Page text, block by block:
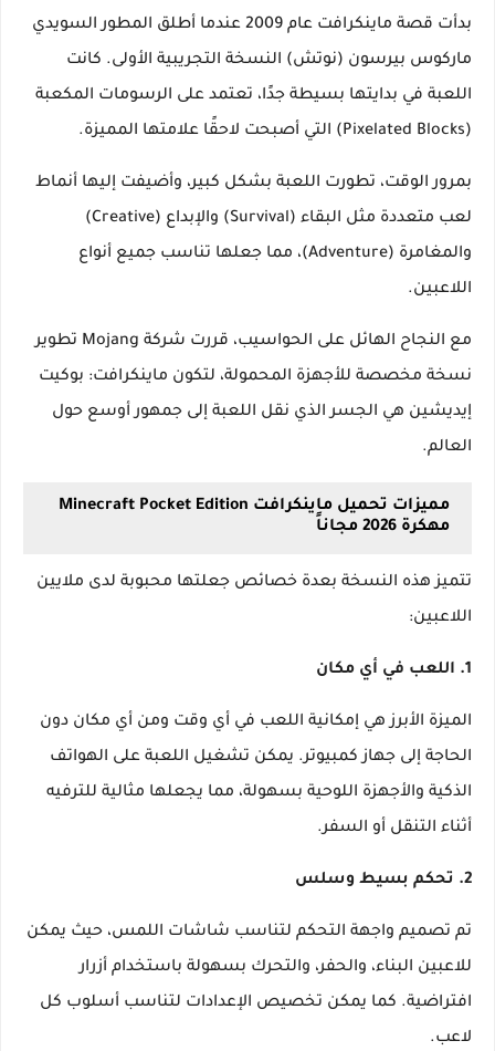
بدأت قصة ماينكرافت عام 2009 عندما أطلق المطور السويدي
ماركوس بيرسون (نوتش) النسخة التجريبية الأولى. كانت
اللعبة في بدايتها بسيطة جدًا، تعتمد على الرسومات المكعبة
(Pixelated Blocks) التي أصبحت لاحقًا علامتها المميزة.
بمرور الوقت، تطورت اللعبة بشكل كبير، وأضيفت إليها أنماط
لعب متعددة مثل البقاء (Survival) والإبداع (Creative)
والمغامرة (Adventure)، مما جعلها تناسب جميع أنواع
اللاعبين.
مع النجاح الهائل على الحواسيب، قررت شركة Mojang تطوير
نسخة مخصصة للأجهزة المحمولة، لتكون ماينكرافت: بوكيت
إيديشين هي الجسر الذي نقل اللعبة إلى جمهور أوسع حول
العالم.
مميزات تحميل ماينكرافت Minecraft Pocket Edition
مهكرة 2026 مجاناً
تتميز هذه النسخة بعدة خصائص جعلتها محبوبة لدى ملايين
اللاعبين:
1. اللعب في أي مكان
الميزة الأبرز هي إمكانية اللعب في أي وقت ومن أي مكان دون
الحاجة إلى جهاز كمبيوتر. يمكن تشغيل اللعبة على الهواتف
الذكية والأجهزة اللوحية بسهولة، مما يجعلها مثالية للترفيه
أثناء التنقل أو السفر.
2. تحكم بسيط وسلس
تم تصميم واجهة التحكم لتناسب شاشات اللمس، حيث يمكن
للاعبين البناء، والحفر، والتحرك بسهولة باستخدام أزرار
افتراضية. كما يمكن تخصيص الإعدادات لتناسب أسلوب كل
لاعب.